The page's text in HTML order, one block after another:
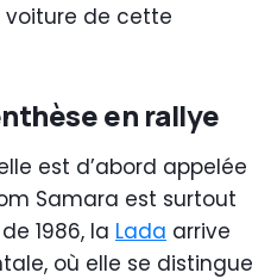
de cette
en rallye
est d’abord appelée
Samara est surtout
1986, la Lada arrive
où elle se distingue